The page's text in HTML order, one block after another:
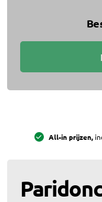
All-in prijzen,